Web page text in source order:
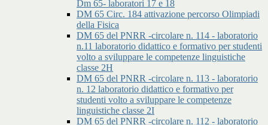
Dm 65- laboratori 17 e 18
DM 65 Circ. 184 attivazione percorso Olimpiadi
della Fisica
DM 65 del PNRR -circolare n. 114 - laboratorio
n.11 laboratorio didattico e formativo per studenti
volto a sviluppare le competenze linguistiche
classe 2H
DM 65 del PNRR -circolare n. 113 - laboratorio
n. 12 laboratorio didattico e formativo per
studenti volto a sviluppare le competenze
linguistiche classe 2I
DM 65 del PNRR -circolare n. 112 - laboratorio